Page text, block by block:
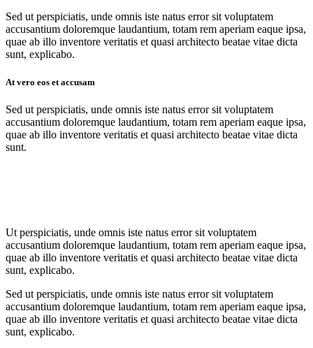
Sed ut perspiciatis, unde omnis iste natus error sit voluptatem
accusantium doloremque laudantium, totam rem aperiam eaque ipsa,
quae ab illo inventore veritatis et quasi architecto beatae vitae dicta
sunt, explicabo.
At vero eos et accusam
Sed ut perspiciatis, unde omnis iste natus error sit voluptatem
accusantium doloremque laudantium, totam rem aperiam eaque ipsa,
quae ab illo inventore veritatis et quasi architecto beatae vitae dicta
sunt.
Ut perspiciatis, unde omnis iste natus error sit voluptatem
accusantium doloremque laudantium, totam rem aperiam eaque ipsa,
quae ab illo inventore veritatis et quasi architecto beatae vitae dicta
sunt, explicabo.
Sed ut perspiciatis, unde omnis iste natus error sit voluptatem
accusantium doloremque laudantium, totam rem aperiam eaque ipsa,
quae ab illo inventore veritatis et quasi architecto beatae vitae dicta
sunt, explicabo.